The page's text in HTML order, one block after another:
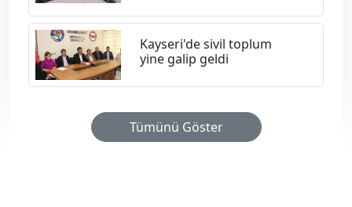
Kayseri'de sivil toplum
yine galip geldi
Tümünü Göster